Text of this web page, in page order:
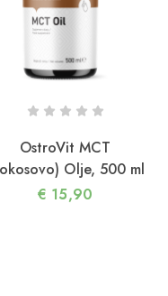
OstroVit MCT
Olje, 500 ml
€ 15,90